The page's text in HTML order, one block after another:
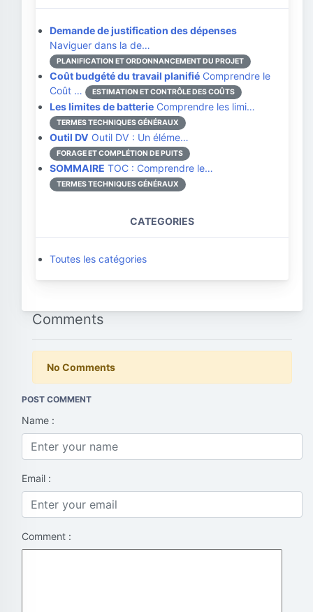
Demande de justification des dépenses
Naviguer dans la de…
PLANIFICATION ET ORDONNANCEMENT DU PROJET
Coût budgété du travail planifié Comprendre le
Coût …
ESTIMATION ET CONTRÔLE DES COÛTS
Les limites de batterie Comprendre les limi…
TERMES TECHNIQUES GÉNÉRAUX
Outil DV Outil DV : Un éléme…
FORAGE ET COMPLÉTION DE PUITS
SOMMAIRE TOC : Comprendre le…
TERMES TECHNIQUES GÉNÉRAUX
CATEGORIES
Toutes les catégories
Comments
No Comments
POST COMMENT
Name :
Email :
Comment :